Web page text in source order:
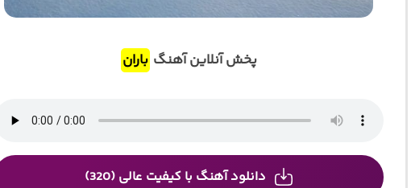
پخش آنلاین آهنگ باران
دانلود آهنگ با کیفیت عالی (320)